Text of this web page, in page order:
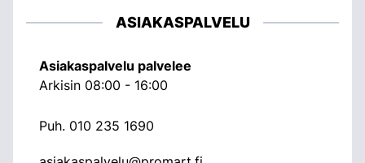
ASIAKASPALVELU
Asiakaspalvelu palvelee
Arkisin 08:00 - 16:00
Puh. 010 235 1690